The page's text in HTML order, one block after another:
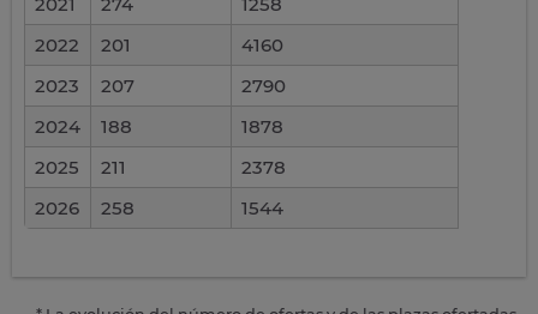
2022
201
4160
2023
207
2790
2024
188
1878
2025
211
2378
2026
258 1544